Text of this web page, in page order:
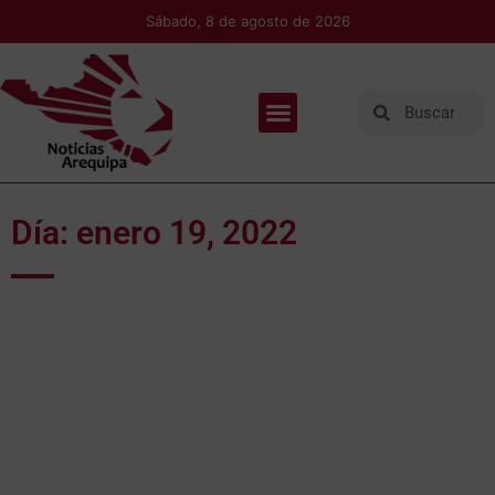
Sábado, 8 de agosto de 2026
Día: enero 19, 2022